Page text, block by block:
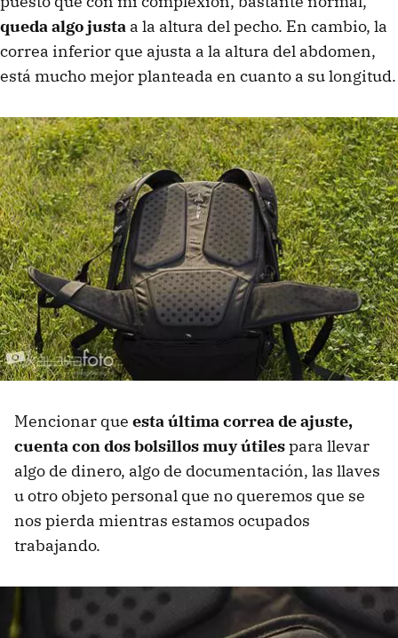
queda algo justa a la altura del pecho. En cambio, la
correa inferior que ajusta a la altura del abdomen,
está mucho mejor planteada en cuanto a su longitud.
Mencionar que esta última correa de ajuste,
cuenta con dos bolsillos muy útilespara llevar
algo de dinero, algo de documentación, las llaves
u otro objeto personal que no queremos que se
nos pierda mientras estamos ocupados
trabajando.